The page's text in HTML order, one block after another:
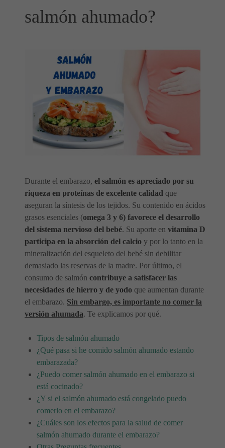
salmón ahumado?
Durante el embarazo, el salmón es apreciado por su
riqueza en proteínas de excelente calidad que
aseguran la síntesis de los tejidos. Su contenido en ácidos
grasos esenciales (omega 3 y 6) favorece el desarrollo
del sistema nervioso del bebé. Su aporte en vitamina D
participa en la absorción del calcio y por lo tanto en la
mineralización del esqueleto del bebé sin debilitar
demasiado las reservas de la madre. Por último, el
consumo de salmón contribuye a satisfacer las
necesidades de hierro y de yodo que aumentan durante
el embarazo. Sin embargo, es importante no comer la
versión ahumada. Te explicamos por qué.
Tipos de salmón ahumado
¿Qué pasa si he comido salmón ahumado estando
embarazada?
¿Puedo comer salmón ahumado en el embarazo si
está cocinado?
¿Y si el salmón ahumado está congelado puedo
comerlo en el embarazo?
¿Cuáles son los efectos para la salud de comer
salmón ahumado durante el embarazo?